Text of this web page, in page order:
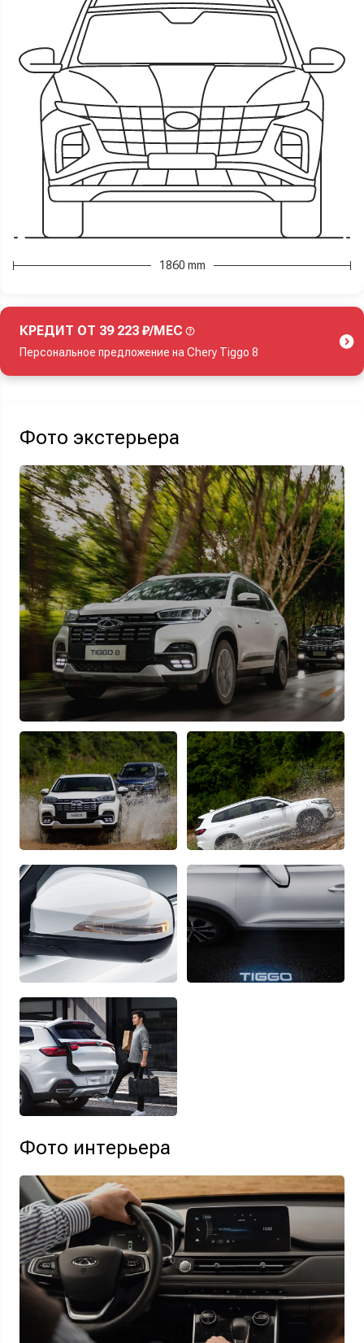
1860 mm
КРЕДИТ ОТ 39 223 ₽/МЕС
Персональное предложение на Chery Tiggo 8
Узнать выгоду
Отправляя данную форму Вы даетесогласие на обработку своих
персональных данных
Фото экстерьера
Фото интерьера